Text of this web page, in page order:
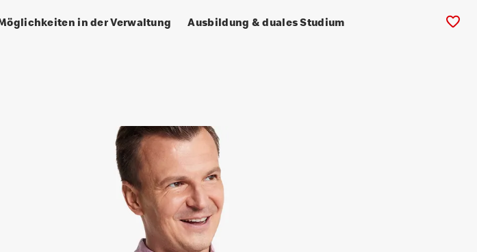
in der Verwaltung Ausbildung & duales Studium